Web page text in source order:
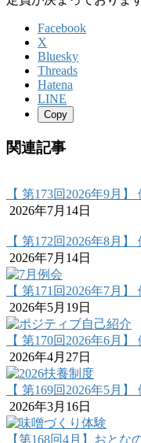
Facebook
X
Bluesky
Threads
Hatena
LINE
Copy
関連記事
【 第173回2026年9月
2026年7月14日
【 第172回2026年8月
2026年7月14日
【 第171回2026年7月
2026年5月19日
【 第170回2026年6月
2026年4月27日
【 第169回2026年5月
2026年3月16日
【第168回4月】おと